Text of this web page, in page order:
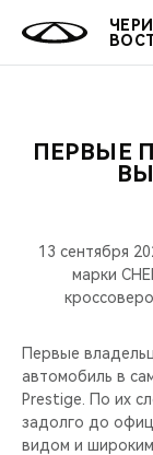
КРОССОВЕРЫ
СЕДАНЫ
НОВИНКИ
КРЕДИТ И
ЗАПЧАСТИ И
CHERY CONNECT
О БРЕНДЕ
ЛЮДИ CHERY
КРЕДИТ
МЫ В СОЦСЕТЯХ
ПЕРВЫЕ
13 сентября
марки
Первые
автомобиль в
Prestige. По их
задолго до
видом и